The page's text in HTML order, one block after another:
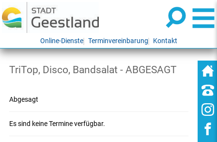
Online-Dienste Terminvereinbarung Kontakt
TriTop, Disco, Bandsalat - ABGESAGT
Abgesagt
Es sind keine Termine verfügbar.